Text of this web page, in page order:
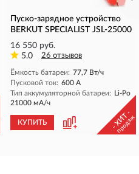
Пуско-зарядное устройство
BERKUT SPECIALIST JSL-25000
16 550 руб.
5.0
26 отзывов
Ёмкость батареи: 77,7 Вт/ч
Пусковой ток: 600 A
Тип аккумуляторной батареи: Li-Po
21000 мА/ч
КУПИТЬ - ХИТ -
продаж